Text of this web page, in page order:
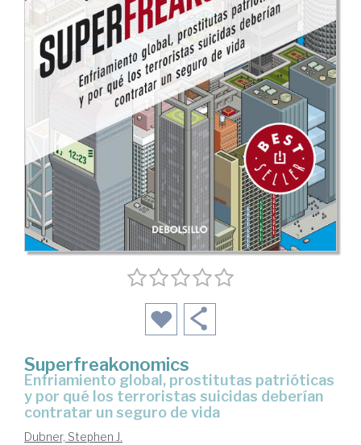
Superfreakonomics
enfriamiento global, prostitutas patrióticas
y por qué los terroristas suicidas deberían
contratar un seguro de vida
Dubner, Stephen J.